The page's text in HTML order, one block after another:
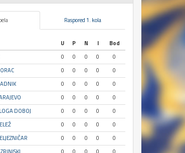
Raspored 1. kola
U P N I
Bod
0 0 0 0
0
0 0 0 0
0
0 0 0 0
0
0 0 0 0
0
DOBOJ 0 0 0 0
0
0 0 0 0
0
0 0 0 0
0